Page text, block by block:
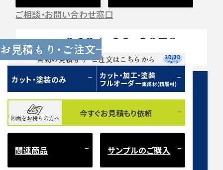
お見積もり・ご注文
自動お見積もり・ご注文はこちらから
カット・塗装のみ
カット・加工・塗装
フルオーダー集成材(積層材)
2D/3D
イメージ
図面をお持ちの方へ 今すぐお見積もり依頼
関連商品 サンプルのご購入
ご相談・お問い合わせ窓口
Tel. 0584-33-2070
営業時間 9:00〜17:00（土日祝 定休）
お問い合わせフォーム